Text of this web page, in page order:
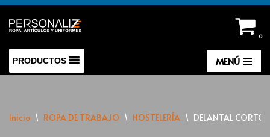
Saltar
al
contenido
0
PRODUCTOS MENÚ
Inicio \ ROPA DE TRABAJO \ HOSTELERÍA \ DELANTAL